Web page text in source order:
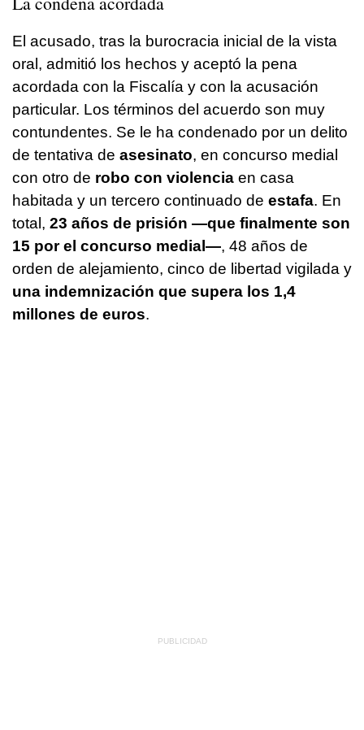
El acusado, tras la burocracia inicial de la vista
oral, admitió los hechos y aceptó la pena
acordada con la Fiscalía y con la acusación
particular. Los términos del acuerdo son muy
contundentes. Se le ha condenado por un delito
de tentativa de asesinato, en concurso medial
con otro de robo con violencia en casa
habitada y un tercero continuado de estafa. En
total, 23 años de prisión —que finalmente son
15 por el concurso medial—, 48 años de
orden de alejamiento, cinco de libertad vigilada y
una indemnización que supera los 1,4
millones de euros.